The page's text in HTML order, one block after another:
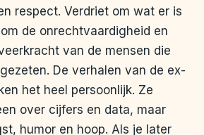
respect. Verdriet om wat er is
de onrechtvaardigheid en
van de mensen die
De verhalen van de ex-
het heel persoonlijk. Ze
over cijfers en data, maar
humor en hoop. Als je later